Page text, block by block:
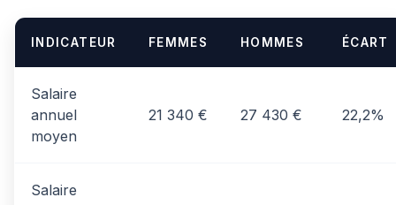
INDICATEUR FEMMES HOMMES ÉCART
Salaire
annuel
moyen
21 340 € 27 430 € 22,2%
Salaire